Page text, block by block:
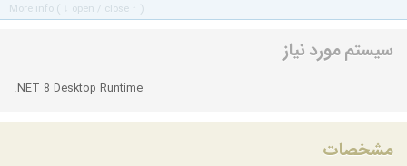
More info ( ↓ open / close ↑ )
سیستم مورد نیاز
.NET 8 Desktop Runtime
مشخصات